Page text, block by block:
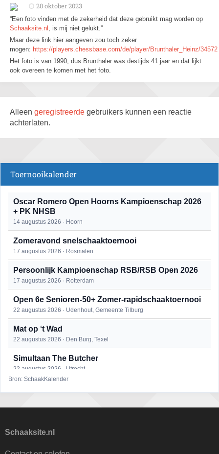
20 oktober 2023
“Een foto vinden met de zekerheid dat deze gebruikt mag worden op
Schaaksite.nl , is mij niet gelukt.”
Maar deze link hier aangeven zou toch zeker
mogen: https://players.chessbase.com/de/player/Brunthaler_Heinz/34572
Het foto is van 1990, dus Brunthaler was destijds 41 jaar en dat lijkt
ook overeen te komen met het foto.
Alleen geregistreerde gebruikers kunnen een reactie
achterlaten.
Toernooikalender
Oscar Romero Open Hoorns Kampioenschap 2026
+ PK NHSB
14 augustus 2026 · Hoorn
Zomeravond snelschaaktoernooi
17 augustus 2026 · Rosmalen
Persoonlijk Kampioenschap RSB/RSB Open 2026
17 augustus 2026 · Rotterdam
Open 6e Senioren-50+ Zomer-rapidschaaktoernooi
22 augustus 2026 · Udenhout, Gemeente Tilburg
Mat op ‘t Wad
22 augustus 2026 · Den Burg, Texel
Simultaan The Butcher
22 augustus 2026 · Utrecht
25 augustus 2026 · Bunschoten-Spakenburg
Bron: SchaakKalender
Schaaksite.nl